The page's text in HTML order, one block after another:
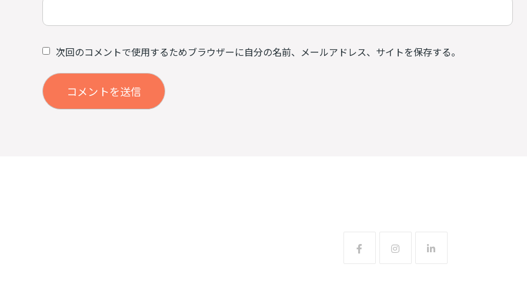
次回のコメントで使用するためブラウザーに自分の名前、メールアドレス、サイトを保存する。